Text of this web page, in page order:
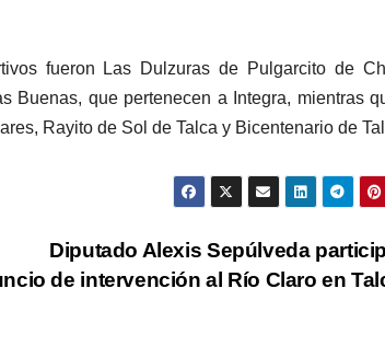
fueron Las Dulzuras de Pulgarcito de
Buenas, que pertenecen a Integra, mientras
Rayito de Sol de Talca y Bicentenario de
Diputado Alexis Sepúlveda
de intervención al Río Claro en